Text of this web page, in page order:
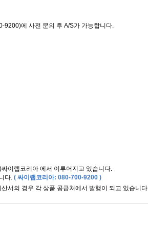
9200)에 사전 문의 후 A/S가 가능합니다.
이랩코리아 에서 이루어지고 있습니다.
다. ( 싸이랩코리아: 080-700-9200 )
서의 경우 각 상품 공급처에서 발행이 되고 있습니